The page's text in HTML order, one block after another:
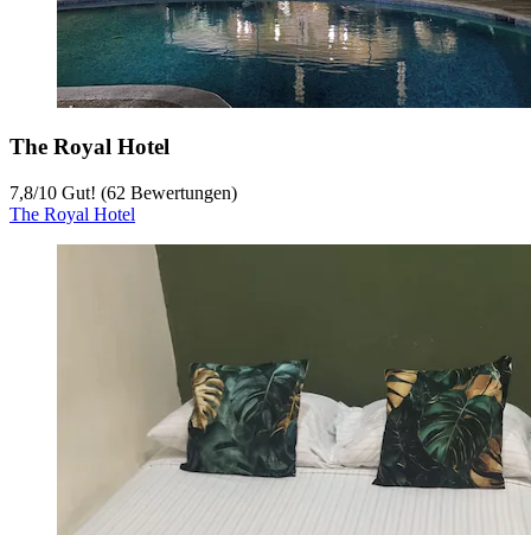
The Royal Hotel
7,8/10 Gut! (62 Bewertungen)
The Royal Hotel